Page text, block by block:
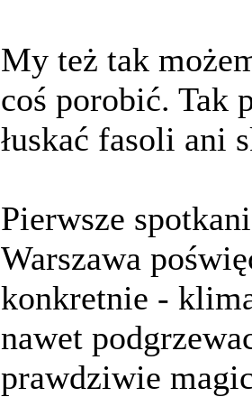
My też tak
coś porobić. Tak
łuskać fasoli ani
Pierwsze
Warszawa
konkretnie -
nawet
prawdziwie